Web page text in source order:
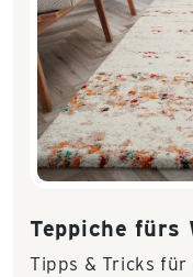
Teppiche fürs
Tipps & Tricks